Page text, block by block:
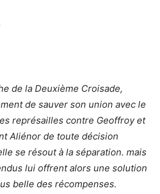
de la Deuxième Croisade,
de sauver son union avec le
représailles contre Geoffroy et
Aliénor de toute décision
se résout à la séparation. mais
lui offrent alors une solution
belle des récompenses.